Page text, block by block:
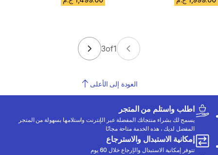
1
of
3
العودة إلى الأعلى
اطلب واستلم من المتجر
يسمح لك بشراء منتجاتك المفضلة عبر الإنترنت واستلامها بسهولة من المتجر
المفضل لديك ، هذه الخدمة متاحة مجانًا
إمكانية الاستبدال والاسترجاع
تتوفر إمكانية الاستبدال والإرجاع خلال 60 يوم